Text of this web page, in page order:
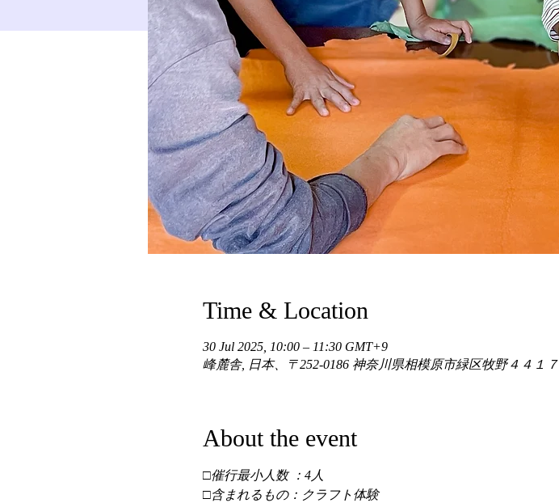
Time & Location
30 Jul 2025, 10:00 – 11:30 GMT+9
峰麓舎, 日本、〒252-0186 神奈川県相模原市緑区牧野４４１７
About the event
□催行最小人数 ：4人
□含まれるもの：クラフト体験